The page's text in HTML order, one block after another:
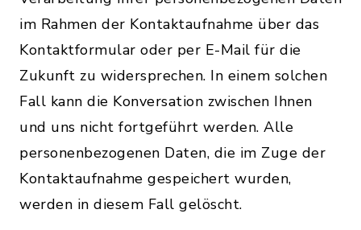
im Rahmen der Kontaktaufnahme über das
Kontaktformular oder per E-Mail für die
Zukunft zu widersprechen. In einem solchen
Fall kann die Konversation zwischen Ihnen
und uns nicht fortgeführt werden. Alle
personenbezogenen Daten, die im Zuge der
Kontaktaufnahme gespeichert wurden,
werden in diesem Fall gelöscht.